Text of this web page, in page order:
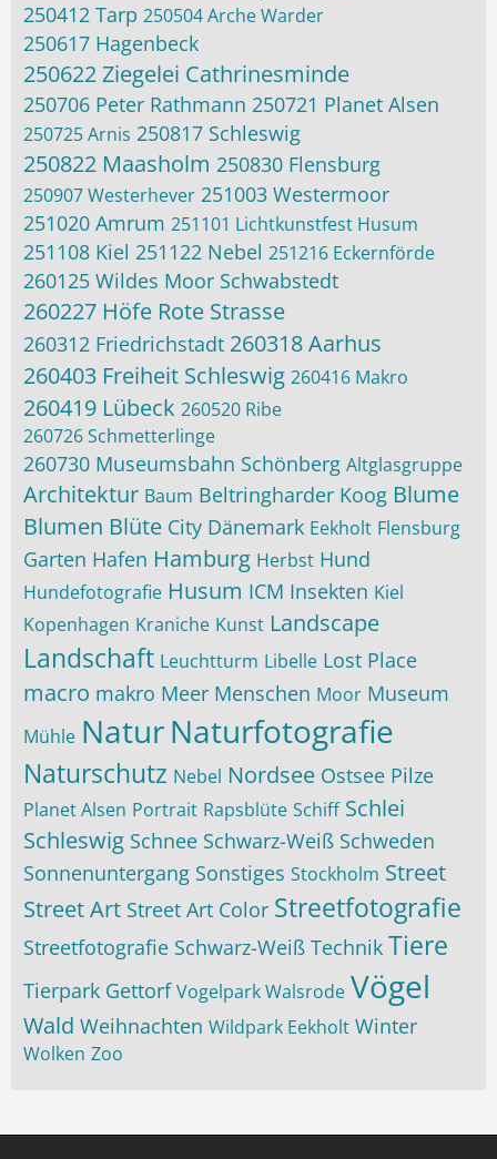
250412 Tarp 250504 Arche Warder
250617 Hagenbeck
250622 Ziegelei Cathrinesminde
250706 Peter Rathmann 250721 Planet Alsen
250725 Arnis 250817 Schleswig
250822 Maasholm 250830 Flensburg
250907 Westerhever 251003 Westermoor
251020 Amrum 251101 Lichtkunstfest Husum
251108 Kiel 251122 Nebel 251216 Eckernförde
260125 Wildes Moor Schwabstedt
260227 Höfe Rote Strasse
260312 Friedrichstadt 260318 Aarhus
260403 Freiheit Schleswig 260416 Makro
260419 Lübeck 260520 Ribe
260726 Schmetterlinge
260730 Museumsbahn Schönberg Altglasgruppe
Architektur Baum Beltringharder Koog Blume
Blumen Blüte City Dänemark Eekholt Flensburg
Garten Hafen Hamburg Herbst Hund
Hundefotografie Husum ICM Insekten Kiel
Kopenhagen Kraniche Kunst Landscape
Landschaft Leuchtturm Libelle Lost Place
macro makro Meer Menschen Moor Museum
Mühle NaturNaturfotografie
Naturschutz Nebel Nordsee Ostsee Pilze
Planet Alsen Portrait Rapsblüte Schiff Schlei
Schleswig Schnee Schwarz-Weiß Schweden
Sonnenuntergang Sonstiges Stockholm Street
Street Art Street Art Color Streetfotografie
Streetfotografie Schwarz-Weiß Technik Tiere
Tierpark Gettorf Vogelpark Walsrode Vögel
Wald Weihnachten Wildpark Eekholt Winter
Wolken Zoo